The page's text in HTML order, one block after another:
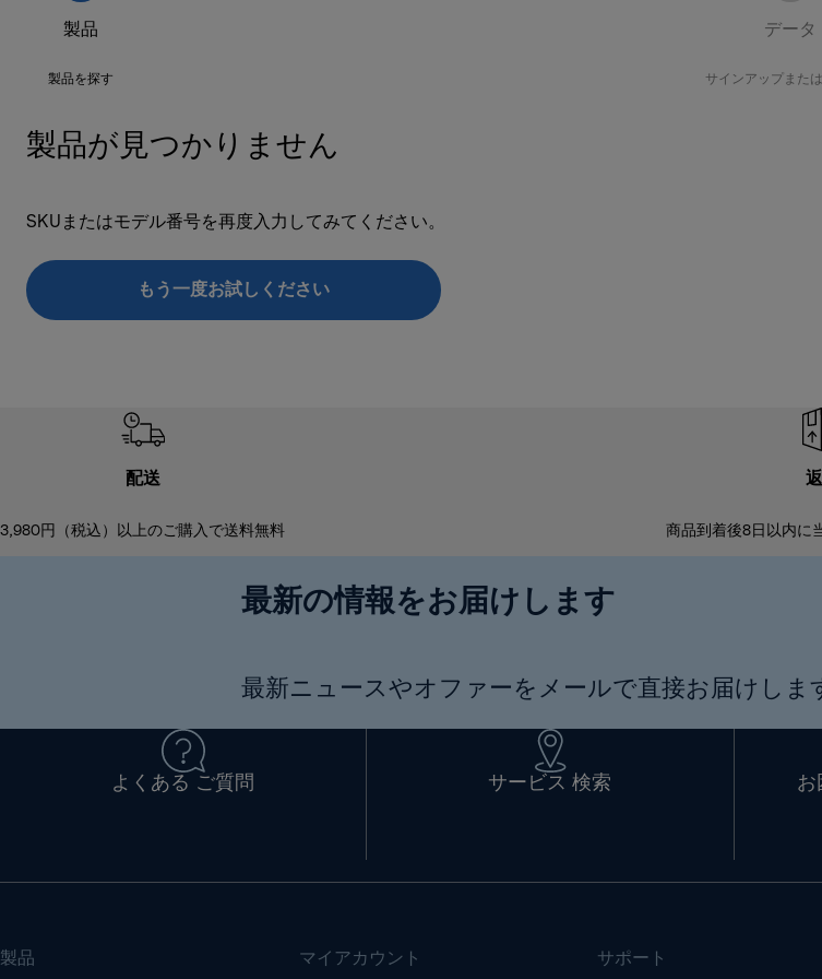
製品
製品を探す
データ
サインアップまた
製品が見つかりません
SKUまたはモデル番号を再度入力してみてください。
もう一度お試しください
配送
3,980円（税込）以上のご購入で送料無料 商品到着後8日以内に
最新の情報をお届けします
最新ニュースやオファーをメールで直接お届けしま
よくある ご質問 サービス 検索
お
製品 マイアカウント サポート